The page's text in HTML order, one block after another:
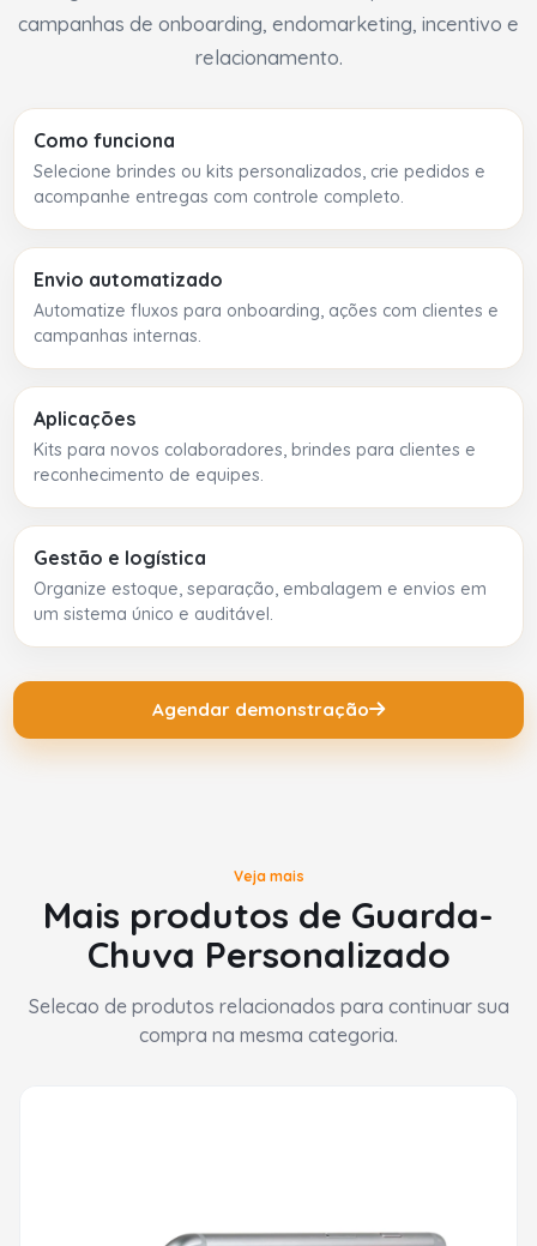
campanhas de onboarding, endomarketing, incentivo e
relacionamento.
Como funciona
Selecione brindes ou kits personalizados, crie pedidos e
acompanhe entregas com controle completo.
Envio automatizado
Automatize fluxos para onboarding, ações com clientes e
campanhas internas.
Aplicações
Kits para novos colaboradores, brindes para clientes e
reconhecimento de equipes.
Gestão e logística
Organize estoque, separação, embalagem e envios em
um sistema único e auditável.
Agendar demonstração
Veja mais
Mais produtos de Guarda-
Chuva Personalizado
Selecao de produtos relacionados para continuar sua
compra na mesma categoria.